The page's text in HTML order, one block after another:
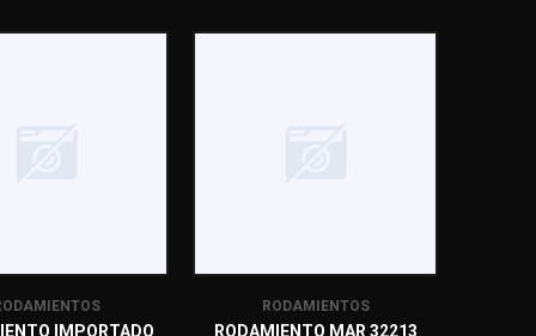
IMPORTADO
RODAMIENTOS
RODAMIENTO MAR 32213